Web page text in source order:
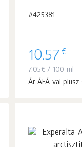
#425381
10.57 €
7.05€/ 100 ml
Ár ÁFÁ-val